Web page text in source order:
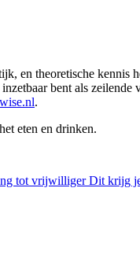
en theoretische kennis
bent als
.
eten en drinken.
tot vrijwilliger Dit krijg